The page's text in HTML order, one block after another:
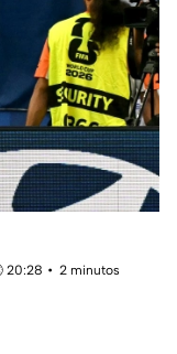
20:28
2 minutos